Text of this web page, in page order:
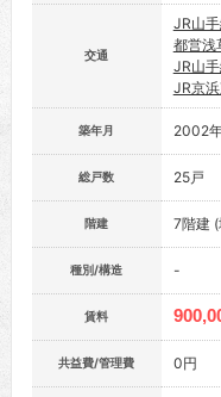
交通
JR山
都営浅
JR山
JR京
築年月 2002
総戸数 25戸
階建 7階建
種別/構造 -
賃料
共益費/管理費 0円